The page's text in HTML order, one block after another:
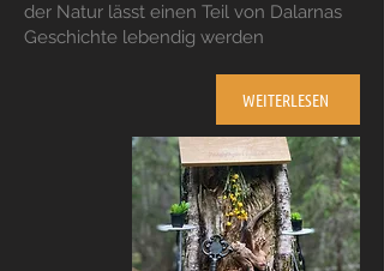
der Natur lässt einen Teil von Dalarnas
Geschichte lebendig werden
WEITERLESEN